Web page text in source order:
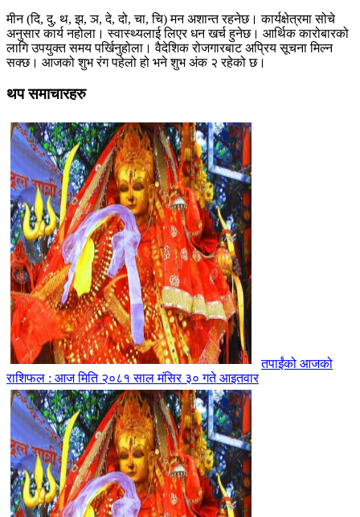
मीन (दि, दु, थ, झ, ञ, दे, दो, चा, चि) मन अशान्त रहनेछ। कार्यक्षेत्रमा सोचे
अनुसार कार्य नहोला। स्वास्थ्यलाई लिएर धन खर्च हुनेछ। आर्थिक कारोबारको
लागि उपयुक्त समय पर्खिनुहोला। वैदेशिक रोजगारबाट अप्रिय सूचना मिल्न
सक्छ। आजको शुभ रंग पहेलो हो भने शुभ अंक २ रहेको छ।
थप समाचारहरु
तपाईंको आजको
राशिफल : आज मिति २०८१ साल मंसिर ३० गते आइतवार